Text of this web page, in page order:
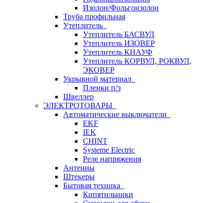
Изолон/Фольгоизолон
Труба профильная
Утеплитель
Утеплитель БАСВУЛ
Утеплитель ИЗОВЕР
Утеплитель КНАУФ
Утеплитель КОРВУЛ, РОКВУЛ,
ЭКОВЕР
Укрывной материал
Пленки п/э
Швеллер
ЭЛЕКТРОТОВАРЫ
Автоматические выключатели
EKF
IEK
CHINT
Systeme Electric
Реле напряжения
Антенны
Штекеры
Бытовая техника
Кипятильники